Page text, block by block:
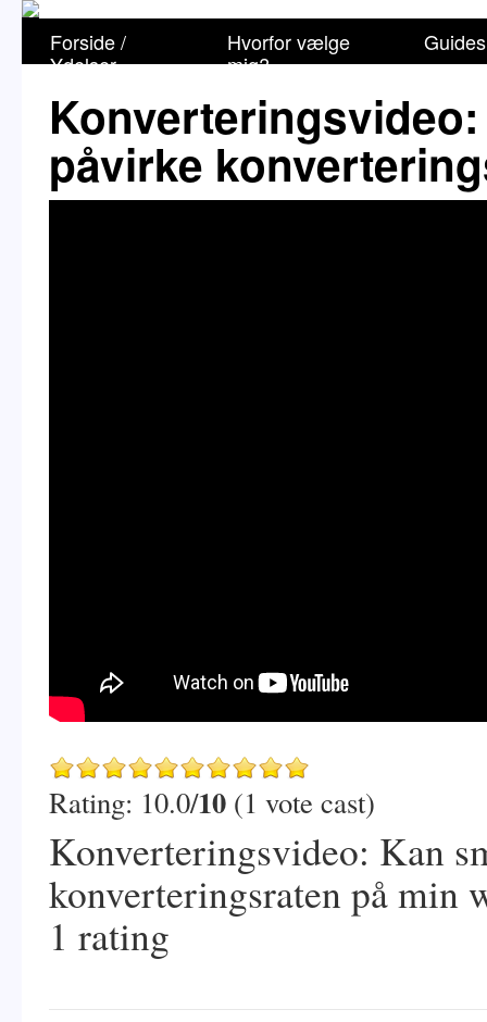
Forside /
Ydelser
Hvorfor vælge
mig?
Guides
påvirke
Rating: 10.0/10 (1 vote cast)
Konverteringsvideo: Kan
konverteringsraten på min
1 rating